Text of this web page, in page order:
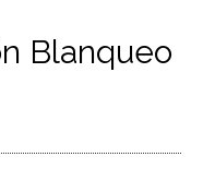
Blanqueo